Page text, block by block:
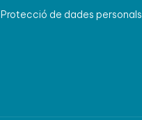
Protecció de dades personals